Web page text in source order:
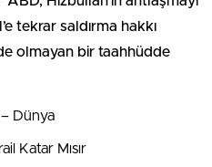
tekrar saldırma hakkı
olmayan bir taahhüdde
Dünya
Katar Mısır